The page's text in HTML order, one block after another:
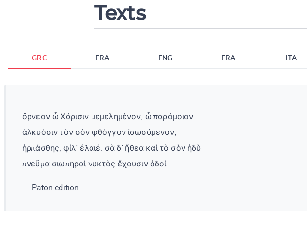
Texts
GRC FRA ENG FRA ITA
ὄρνεον ὦ Χάρισιν μεμελημένον, ὦ παρόμοιον
ἀλκυόσιν τὸν σὸν φθόγγον ἰσωσάμενον,
ἡρπάσθης, φίλ᾽ ἐλαιέ: σὰ δ᾽ ἤθεα καὶ τὸ σὸν ἡδὺ
πνεῦμα σιωπηραὶ νυκτὸς ἔχουσιν ὁδοί.
— Paton edition